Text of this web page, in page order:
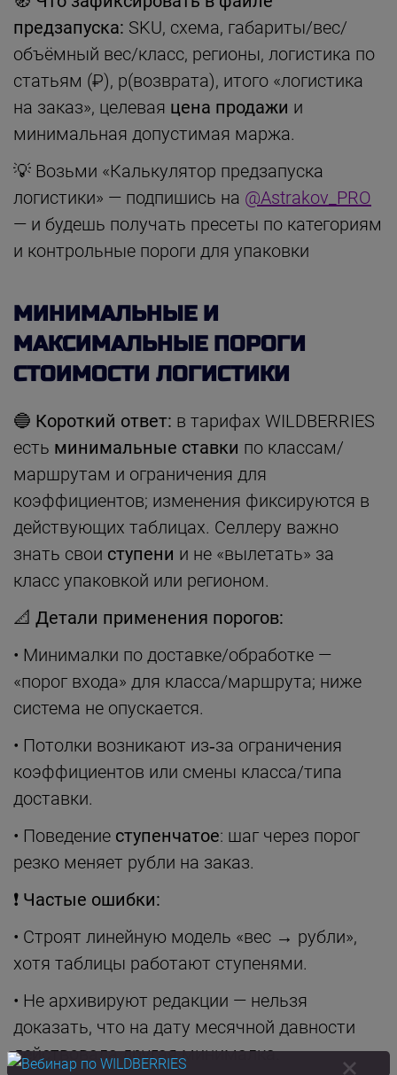
предзапуска: SKU, схема, габариты/вес/
объёмный вес/класс, регионы, логистика по
статьям (₽), p(возврата), итого «логистика
на заказ», целевая цена продажи и
минимальная допустимая маржа.
💡 Возьми «Калькулятор предзапуска
логистики» — подпишись на @Astrakov_PRO
— и будешь получать пресеты по категориям
и контрольные пороги для упаковки
МИНИМАЛЬНЫЕ И
МАКСИМАЛЬНЫЕ ПОРОГИ
СТОИМОСТИ ЛОГИСТИКИ
🔵 Короткий ответ: в тарифах WILDBERRIES
есть минимальные ставки по классам/
маршрутам и ограничения для
коэффициентов; изменения фиксируются в
действующих таблицах. Селлеру важно
знать свои ступени и не «вылетать» за
класс упаковкой или регионом.
📐 Детали применения порогов:
• Минималки по доставке/обработке —
«порог входа» для класса/маршрута; ниже
система не опускается.
• Потолки возникают из‑за ограничения
коэффициентов или смены класса/типа
доставки.
• Поведение ступенчатое: шаг через порог
резко меняет рубли на заказ.
❗ Частые ошибки:
• Строят линейную модель «вес → рубли»,
хотя таблицы работают ступенями.
• Не архивируют редакции — нельзя
доказать, что на дату месячной давности
действовала другая минималка.